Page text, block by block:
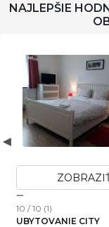
NAJLEPŠIE
10 / 10 (1)
UBYTOVANIE CITY